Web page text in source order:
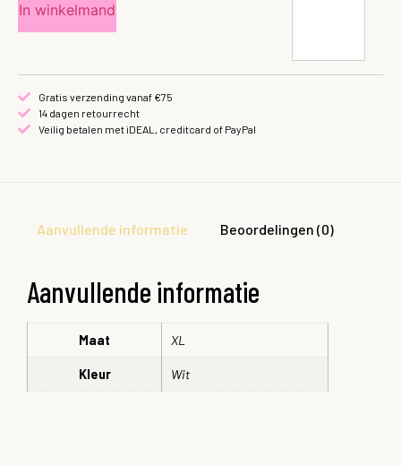
In winkelmand
Gratis verzending vanaf €75
14 dagen retourrecht
Veilig betalen met iDEAL, creditcard of PayPal
Aanvullende informatie Beoordelingen (0)
Aanvullende informatie
Maat XL
Kleur Wit